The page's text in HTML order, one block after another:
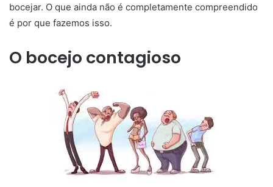
bocejar. O que ainda não é completamente compreendido
é por que fazemos isso.
O bocejo contagioso